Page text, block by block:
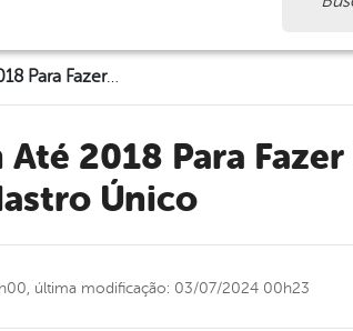
Beneficiários do BPC Têm Até 2018 Para Fazer Inscrição no Cadastro Único
Único
última modificação: 03/07/2024 00h23